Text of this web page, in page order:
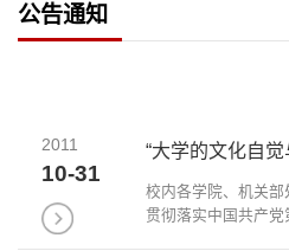
公告通知
2011
10-31
校内各学院、机关部处、
贯彻落实中国共产党